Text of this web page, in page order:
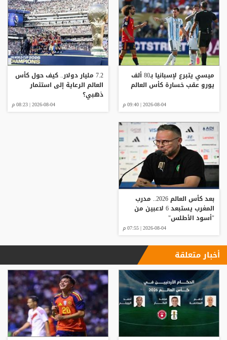
ميسي يتبرع لإسبانيا بـ80 ألف
يورو عقب خسارة كأس العالم
2026-08-04 | 09:40 م
7.2 مليار دولار.. كيف حول كأس
العالم الرعاية إلى استثمار
ذهبي؟
2026-08-04 | 08:23 م
بعد كأس العالم 2026.. مدرب
المغرب يستبعد 6 لاعبين من
"أسود الأطلس"
2026-08-04 | 07:55 م
أخبار متعلقة